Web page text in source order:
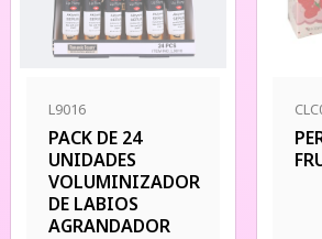
L9016
PACK DE 24
UNIDADES
VOLUMINIZADOR
DE LABIOS
AGRANDADOR